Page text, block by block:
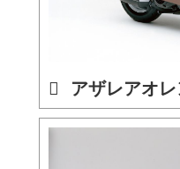
アザレアオ